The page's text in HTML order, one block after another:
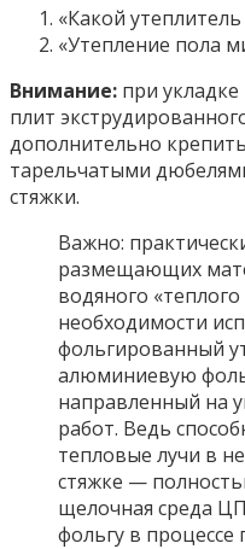
«Какой
«Утепление пола
Внимание: при
плит
дополнительно
тарельчатыми
стяжки.
Важно:
размещающих
водяного
необходимости
фольгированный
алюминиевую
направленный на
работ. Ведь
тепловые лучи в
стяжке —
щелочная среда
фольгу в процессе